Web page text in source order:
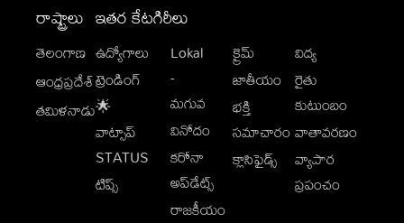
రాష్ట్రాలు
తెలంగాణ
ఆంధ్రప్రదేశ్
తమిళనాడు
ఇతర కేటగిరీలు
ఉద్యోగాలు
ట్రెండింగ్
🌟
వాట్సాప్
STATUS
టిప్స్
Lokal
-
మగువ
వినోదం
కరోనా
అప్‌డేట్స్
రాజకీయం
క్రైమ్
జాతీయం
భక్తి
సమాచారం
క్లాసిఫైడ్స్
విద్య
రైతు
కుటుంబం
వాతావరణం
వ్యాపార
ప్రపంచం